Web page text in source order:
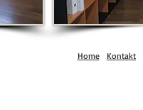
Home Kontakt